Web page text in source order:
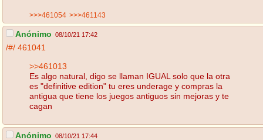
>>>461054 >>>461143
Anónimo 08/10/21 17:42
/#/ 461041
>>461013
Es algo natural, digo se llaman IGUAL solo que la otra
es "definitive edition" tu eres underage y compras la
antigua que tiene los juegos antiguos sin mejoras y te
cagan
Anónimo 08/10/21 17:44